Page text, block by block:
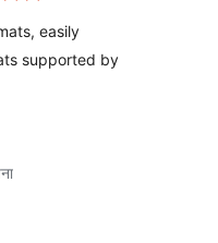
easily
supported by